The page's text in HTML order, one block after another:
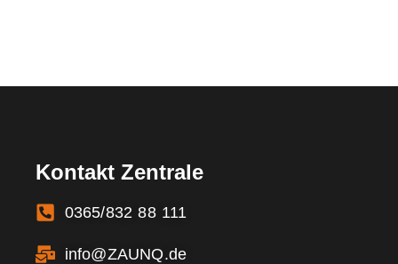
Kontakt Zentrale
0365/832 88 111
info@ZAUNQ.de